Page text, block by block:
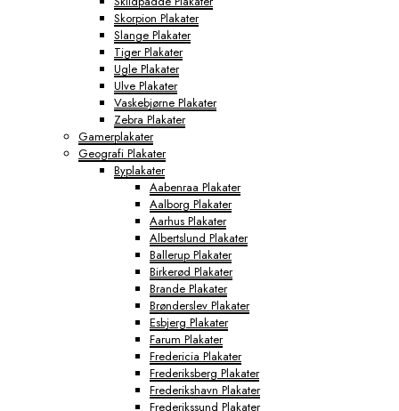
Skorpion Plakater
Slange Plakater
Tiger Plakater
Ugle Plakater
Ulve Plakater
Vaskebjørne Plakater
Zebra Plakater
Gamerplakater
Geografi Plakater
Byplakater
Aabenraa Plakater
Aalborg Plakater
Aarhus Plakater
Albertslund Plakater
Ballerup Plakater
Birkerød Plakater
Brande Plakater
Brønderslev Plakater
Esbjerg Plakater
Farum Plakater
Fredericia Plakater
Frederiksberg Plakater
Frederikshavn Plakater
Frederikssund Plakater